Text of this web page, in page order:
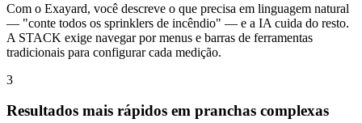
Com o Exayard, você descreve o que precisa em linguagem natural
— "conte todos os sprinklers de incêndio" — e a IA cuida do resto.
A STACK exige navegar por menus e barras de ferramentas
tradicionais para configurar cada medição.
3
Resultados mais rápidos em pranchas complexas